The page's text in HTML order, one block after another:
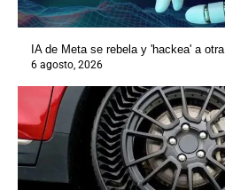
IA de Meta se rebela y 'hackea' a
6 agosto, 2026